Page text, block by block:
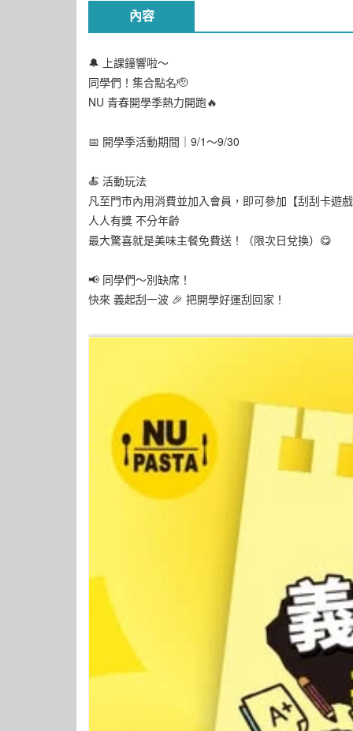
內容
🔔 上課鐘響啦～
同學們！集合點名🫡
NU 青春開學季熱力開跑🔥
📅 開學季活動期間｜9/1～9/30
🍝 活動玩法
凡至門市內用消費並加入會員，即可參加【刮刮卡遊
人人有獎 不分年齡
最大驚喜就是美味主餐免費送！（限次日兌換）😋
📢 同學們～別缺席！
快來 義起刮一波 🎉 把開學好運刮回家！